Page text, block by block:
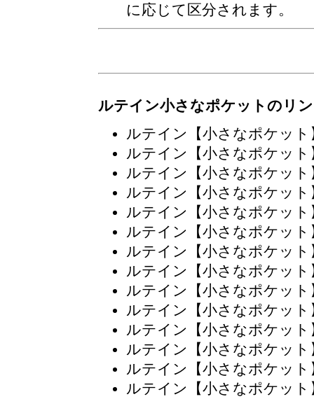
に応じて区分されます。
ルテイン小さなポケットのリ
ルテイン【小さなポケッ
ルテイン【小さなポケッ
ルテイン【小さなポケッ
ルテイン【小さなポケッ
ルテイン【小さなポケッ
ルテイン【小さなポケッ
ルテイン【小さなポケッ
ルテイン【小さなポケッ
ルテイン【小さなポケッ
ルテイン【小さなポケッ
ルテイン【小さなポケッ
ルテイン【小さなポケッ
ルテイン【小さなポケッ
ルテイン【小さなポケッ